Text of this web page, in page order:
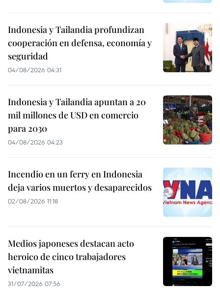
Indonesia y Tailandia profundizan
cooperación en defensa, economía y
seguridad
04/08/2026 04:31
Indonesia y Tailandia apuntan a 20
mil millones de USD en comercio
para 2030
04/08/2026 04:23
Incendio en un ferry en Indonesia
deja varios muertos y desaparecidos
02/08/2026 11:18
Medios japoneses destacan acto
heroico de cinco trabajadores
vietnamitas
31/07/2026 07:56